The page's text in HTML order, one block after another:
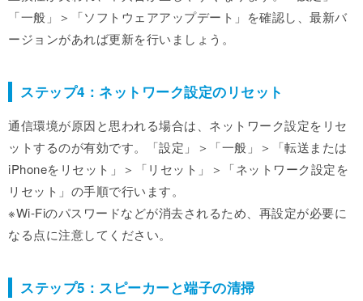
「一般」＞「ソフトウェアアップデート」を確認し、最新バ
ージョンがあれば更新を行いましょう。
ステップ4：ネットワーク設定のリセット
通信環境が原因と思われる場合は、ネットワーク設定をリセ
ットするのが有効です。「設定」＞「一般」＞「転送または
iPhoneをリセット」＞「リセット」＞「ネットワーク設定を
リセット」の手順で行います。
※Wi-Fiのパスワードなどが消去されるため、再設定が必要に
なる点に注意してください。
ステップ5：スピーカーと端子の清掃